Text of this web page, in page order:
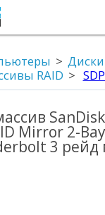
RAID
Mirror 2-
3 рейд